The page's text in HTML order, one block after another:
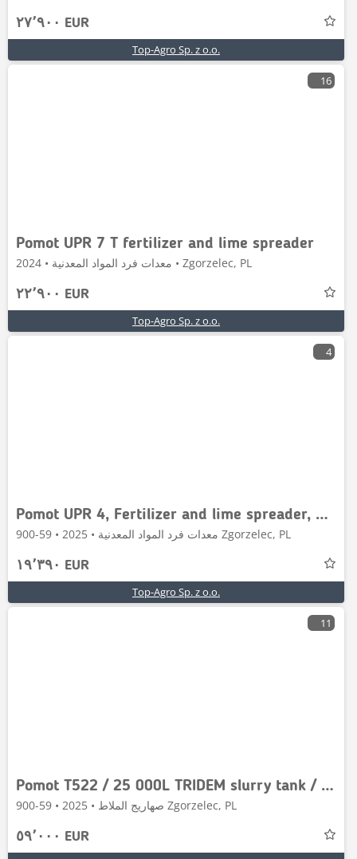
٢٧٬٩٠٠ EUR
Top-Agro Sp. z o.o.
16
Pomot UPR 7 T fertilizer and lime spreader
معدات فرد المواد المعدنية • 2024 • Zgorzelec, PL
٢٢٬٩٠٠ EUR
Top-Agro Sp. z o.o.
4
Pomot UPR 4, Fertilizer and lime spreader, Universal
معدات فرد المواد المعدنية • 2025 • 59-900 Zgorzelec, PL
١٩٬٣٩٠ EUR
Top-Agro Sp. z o.o.
11
Pomot T522 / 25 000L TRIDEM slurry tank / beczka
صهاريج الملاط • 2025 • 59-900 Zgorzelec, PL
٥٩٬٠٠٠ EUR